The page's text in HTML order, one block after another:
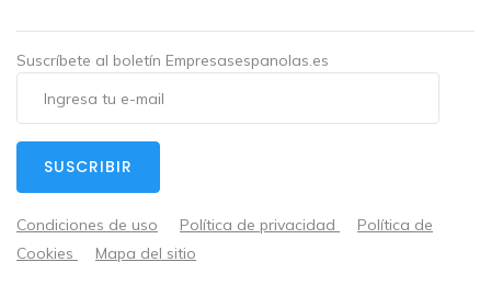
Suscríbete al boletín Empresasespanolas.es
Condiciones de uso Política de privacidad
Política de
Cookies
Mapa del sitio
SUSCRIBIR